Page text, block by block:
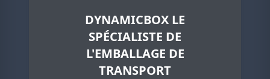
DYNAMICBOX LE
SPÉCIALISTE DE
L'EMBALLAGE DE
TRANSPORT